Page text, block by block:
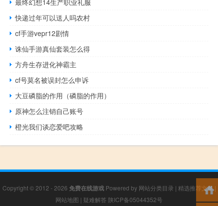
快递过年可以送人吗农村
cf手游vepr12剧情
诛仙手游真仙套装怎么得
方舟生存进化神霸主
cf号莫名被误封怎么申诉
大豆磷脂的作用（磷脂的作用）
原神怎么注销自己账号
橙光我们谈恋爱吧攻略
Copyright © 2012 - 2026 免费在线游戏Powered by 网站分类目录 | 精选推荐文章|
网站地图 | 疑难解答 陕ICP备05044352号